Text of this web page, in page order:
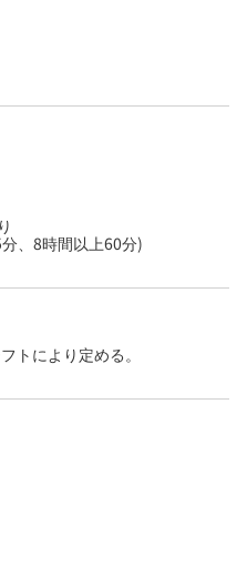
、8時間以上60分)
トにより定める。